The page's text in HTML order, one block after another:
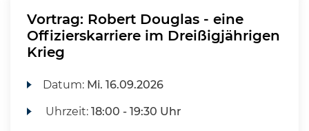
Vortrag: Robert Douglas - eine
Offizierskarriere im Dreißigjährigen
Krieg
Datum: Mi. 16.09.2026
Uhrzeit:18:00 - 19:30 Uhr